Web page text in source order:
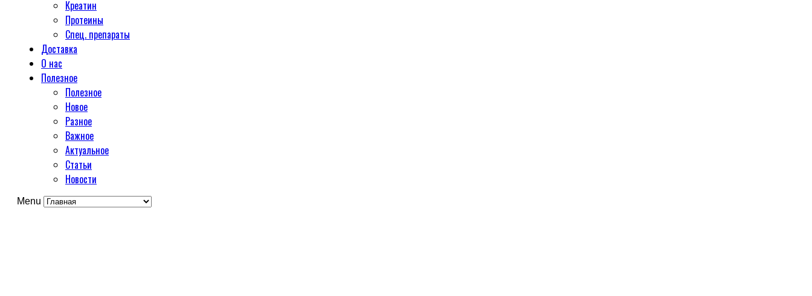
Креатин
Протеины
Спец. препараты
Доставка
О нас
Полезное
Полезное
Новое
Разное
Важное
Актуальное
Статьи
Новости
Menu